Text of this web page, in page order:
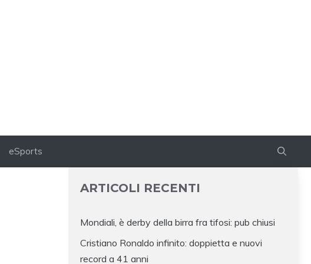
eSports
ARTICOLI RECENTI
Mondiali, è derby della birra fra tifosi: pub chiusi
Cristiano Ronaldo infinito: doppietta e nuovi
record a 41 anni